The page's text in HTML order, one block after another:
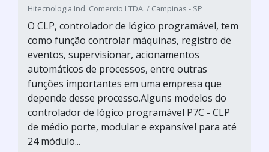
Hitecnologia Ind. Comercio LTDA. / Campinas - SP
Conheça mais sobre o equipamentoNos dias
atuais, há uma busca constante para tornar os
processos de automação industrial mais
eficiente. Esses processos garantem maior
nível de qualidade, a preço e tempo reduzidos.
Com isso, é utilizado os equipamentos de
automação.Estes equipamentos garantem
grande flexibilidade, e permitem a
programação de ações...